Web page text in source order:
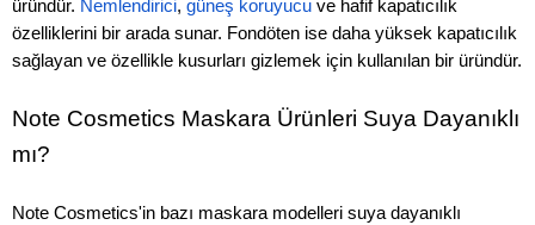
üründür. Nemlendirici, güneş koruyucu ve hafif kapatıcılık
özelliklerini bir arada sunar. Fondöten ise daha yüksek kapatıcılık
sağlayan ve özellikle kusurları gizlemek için kullanılan bir üründür.
Note Cosmetics Maskara Ürünleri Suya Dayanıklı
mı?
Note Cosmetics'in bazı maskara modelleri suya dayanıklı